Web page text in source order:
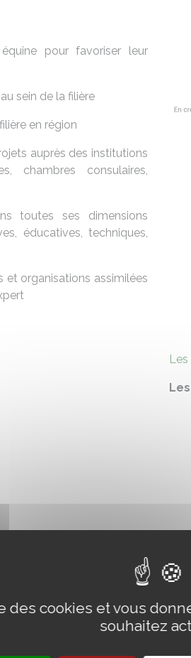
pour favoriser leur
sein de la filière
en région
auprès des institutions
chambres consulaires,
toutes ses dimensions
éducatives, techniques,
et organisations assimilées
des cookies et vous
souhaitez